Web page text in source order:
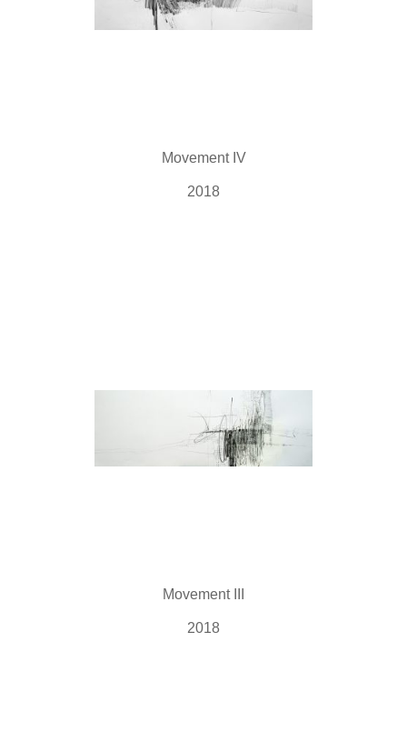
Movement IV
2018
Movement III
2018